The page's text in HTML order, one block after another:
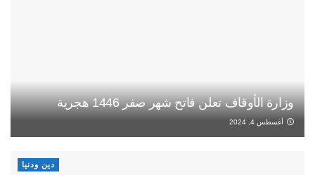
وزارة الأوقاف تعلن فاتح شهر صفر 1446 هجرية
أغسطس 4, 2024
دين ودنيا